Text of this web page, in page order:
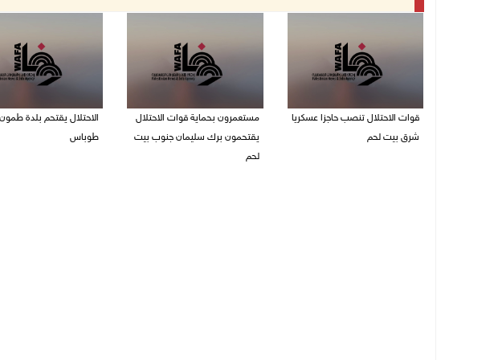
قوات الاحتلال تنصب حاجزا عسكريا
شرق بيت لحم
مستعمرون بحماية قوات الاحتلال
يقتحمون برك سليمان جنوب بيت
لحم
الاحتلال يقتحم بلدة
طوباس